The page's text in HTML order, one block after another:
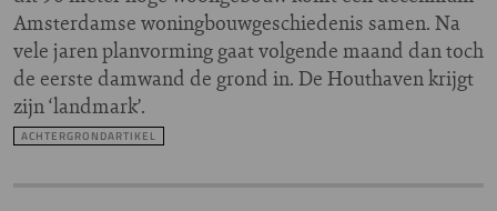
Amsterdamse woningbouwgeschiedenis samen. Na
vele jaren planvorming gaat volgende maand dan toch
de eerste damwand de grond in. De Houthaven krijgt
zijn ‘landmark’.
ACHTERGRONDARTIKEL